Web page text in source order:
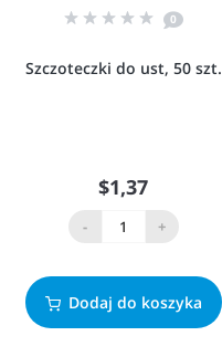
0
Szczoteczki do ust, 50 szt.
$1,37
- +
Dodaj do koszyka